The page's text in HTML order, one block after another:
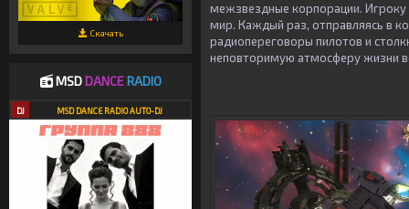
Скачать
MSDDANCE RADIO
DJ MSD DANCE RADIO AUTO-DJ
межзвездные корпорации. Игроку
мир. Каждый раз, отправляясь в
радиопереговоры пилотов и
неповторимую атмосферу жизни